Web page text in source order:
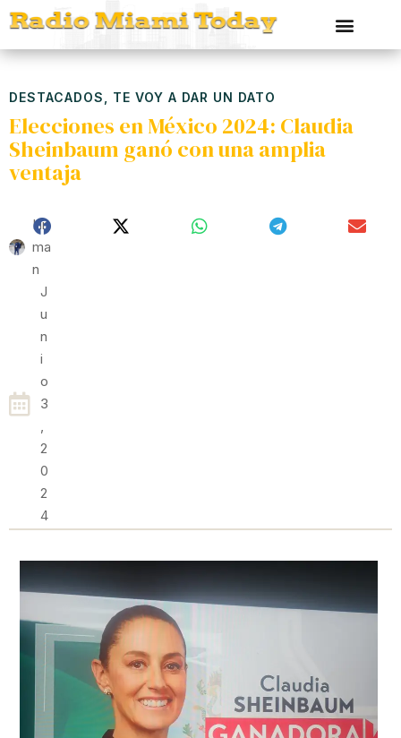
DESTACADOS TE VOY A DAR UN DATO
Elecciones en México 2024: Claudia
Sheinbaum ganó con una amplia
ventaja
Hit
Ma
N
J
U
N
I
O
3
,
2
0
2
4